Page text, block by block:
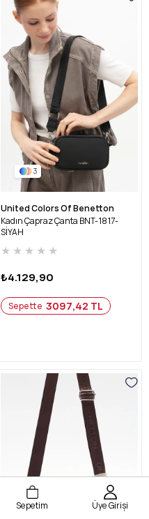
3
United Colors Of Benetton
Kadın Çapraz Çanta BNT-1817-
SİYAH
★ ★ ★ ★ ★
₺4.129,90
Sepette 3097,42 TL
Sepetim Üye Girişi